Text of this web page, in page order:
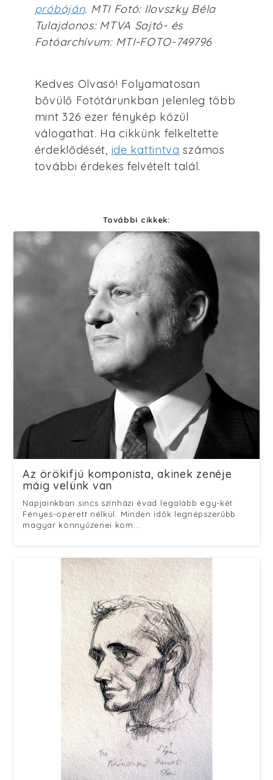
próbáján. MTI Fotó: Ilovszky Béla
Tulajdonos: MTVA Sajtó- és
Fotóarchívum: MTI-FOTO-749796
Kedves Olvasó! Folyamatosan
bővülő Fotótárunkban jelenleg több
mint 326 ezer fénykép közül
válogathat. Ha cikkünk felkeltette
érdeklődését, ide kattintva számos
további érdekes felvételt talál.
További cikkek:
Az örökifjú komponista, akinek zenéje
máig velünk van
Napjainkban sincs színházi évad legalább egy-két
Fényes-operett nélkül. Minden idők legnépszerűbb
magyar könnyűzenei kom...